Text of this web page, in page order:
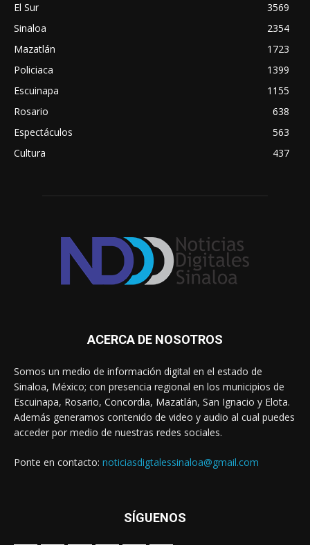
El Sur
3569
Sinaloa
2354
Mazatlán
1723
Policiaca
1399
Escuinapa
1155
Rosario
638
Espectáculos
563
Cultura
437
ACERCA DE NOSOTROS
Somos un medio de información digital en el estado de
Sinaloa, México; con presencia regional en los municipios de
Escuinapa, Rosario, Concordia, Mazatlán, San Ignacio y Elota.
Además generamos contenido de video y audio al cual puedes
acceder por medio de nuestras redes sociales.
Ponte en contacto: noticiasdigtalessinaloa@gmail.com
SÍGUENOS